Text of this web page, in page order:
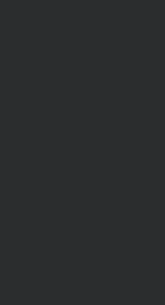
接洽人員服務超好 幫忙拿行李上樓
分鐘 這房價很可以 房內有膠囊咖
跟高雄圓山飯店用的同等級 下次還
利，老闆娘也很好溝通